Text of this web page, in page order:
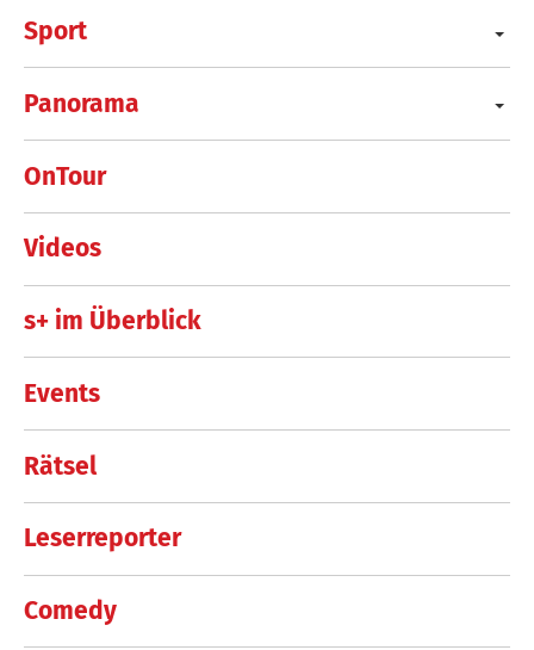
Sport
Panorama
OnTour
Videos
s+ im Überblick
Events
Rätsel
Leserreporter
Comedy